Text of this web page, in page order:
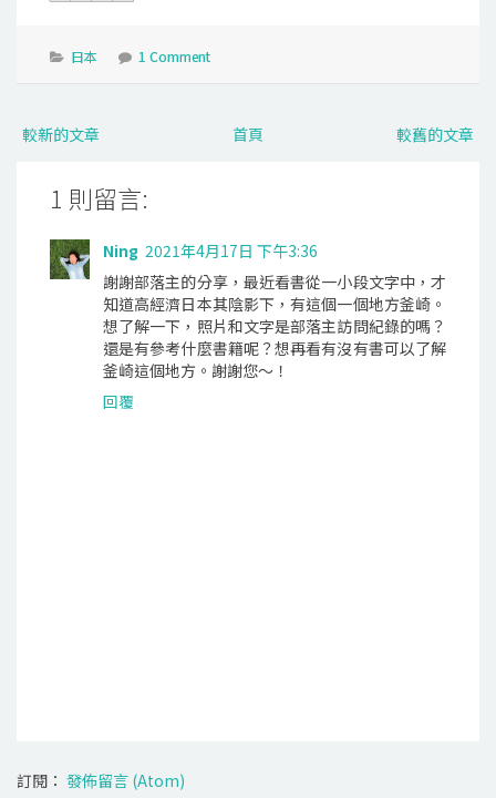
日本 1 Comment
較新的文章 較舊的文章
首頁
1 則留言:
Ning 2021年4月17日 下午3:36
謝謝部落主的分享，最近看書從一小段文字中，才
知道高經濟日本其陰影下，有這個一個地方釜崎。
想了解一下，照片和文字是部落主訪問紀錄的嗎？
還是有參考什麼書籍呢？想再看有沒有書可以了解
釜崎這個地方。謝謝您～！
回覆
訂閱： 發佈留言 (Atom)